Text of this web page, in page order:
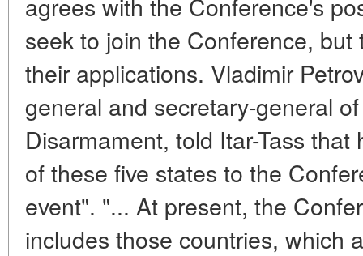
seek to join the Conference,
their applications. Vladimir
general and secretary-general
Disarmament, told Itar-Tass
of these five states to the
event". "... At present, the
includes those countries, which